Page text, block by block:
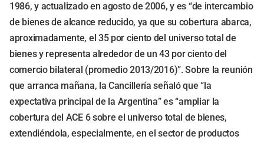
1986, y actualizado en agosto de 2006, y es “de intercambio
de bienes de alcance reducido, ya que su cobertura abarca,
aproximadamente, el 35 por ciento del universo total de
bienes y representa alrededor de un 43 por ciento del
comercio bilateral (promedio 2013/2016)”. Sobre la reunión
que arranca mañana, la Cancillería señaló que “la
expectativa principal de la Argentina” es “ampliar la
cobertura del ACE 6 sobre el universo total de bienes,
extendiéndola, especialmente, en el sector de productos